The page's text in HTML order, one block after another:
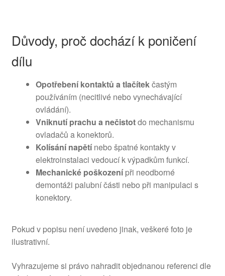
Důvody, proč dochází k poničení
dílu
Opotřebení kontaktů a tlačítekčastým
používáním (necitlivé nebo vynechávající
ovládání).
Vniknutí prachu a nečistotdo mechanismu
ovladačů a konektorů.
Kolísání napětínebo špatné kontakty v
elektroinstalaci vedoucí k výpadkům funkcí.
Mechanické poškozenípři neodborné
demontáži palubní části nebo při manipulaci s
konektory.
Pokud v popisu není uvedeno jinak, veškeré foto je
ilustrativní.
Vyhrazujeme si právo nahradit objednanou referenci dle